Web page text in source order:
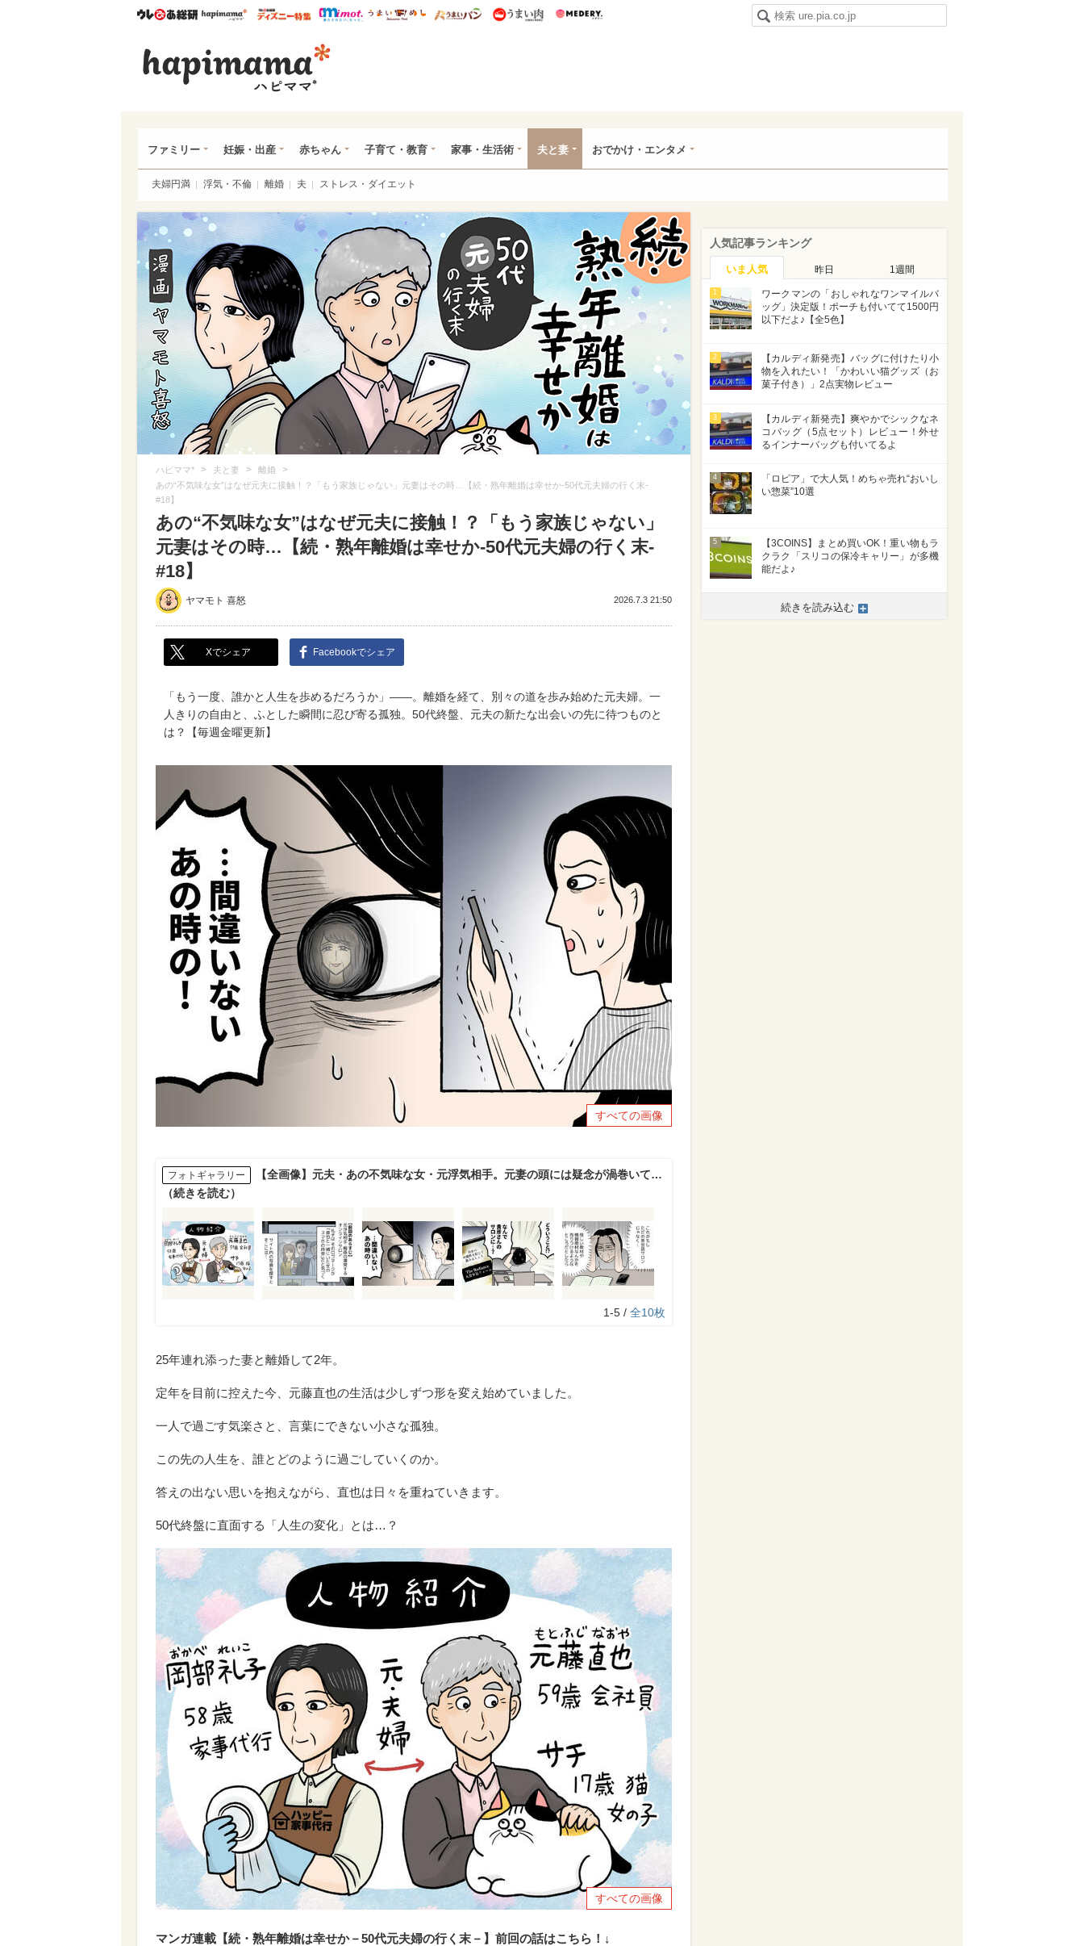
ウレぴあ総研ハピママ* ウレぴあ総研 ディズニー特集
mimot. うまいめし うまいパン うまい肉
ファミリー 妊娠・出産 赤ちゃん 子育て・教育 家事・生活術 夫と妻 おでかけ・エンタメ
夫婦円満 浮気・不倫 離婚 夫 ストレス・ダイエット
ハピママ* > 夫と妻 > 離婚 >
あの“不気味な女”はなぜ元夫に接触！？「もう家族じゃない」元妻はその時…【続・熟年離婚は幸せか-50代元夫婦の行く末-
#18】
あの“不気味な女”はなぜ元夫に接触！？「もう家族じゃない」
元妻はその時…【続・熟年離婚は幸せか-50代元夫婦の行く末-
#18】
ヤマモト 喜怒 2026.7.3 21:50
Xでシェア Facebookでシェア
「もう一度、誰かと人生を歩めるだろうか」――。離婚を経て、別々の道を歩み始めた元夫婦。一
人きりの自由と、ふとした瞬間に忍び寄る孤独。50代終盤、元夫の新たな出会いの先に待つものと
は？【毎週金曜更新】
すべての画像
フォトギャラリー
【全画像】元夫・あの不気味な女・元浮気相手。元妻の頭には疑念が渦巻いて…
（続きを読む）
1-5 / 全10枚
25年連れ添った妻と離婚して2年。
定年を目前に控えた今、元藤直也の生活は少しずつ形を変え始めていました。
一人で過ごす気楽さと、言葉にできない小さな孤独。
この先の人生を、誰とどのように過ごしていくのか。
答えの出ない思いを抱えながら、直也は日々を重ねていきます。
50代終盤に直面する「人生の変化」とは…？
すべての画像
マンガ連載【続・熟年離婚は幸せか－50代元夫婦の行く末－】前回の話はこちら！↓
人気記事ランキング
いま人気 昨日 1週間
1
ワークマンの「おしゃれなワンマイルバ
ッグ」決定版！ポーチも付いてて1500円
以下だよ♪【全5色】
2
【カルディ新発売】バッグに付けたり小
物を入れたい！「かわいい猫グッズ（お
菓子付き）」2点実物レビュー
3
【カルディ新発売】爽やかでシックなネ
コバッグ（5点セット）レビュー！外せ
るインナーバッグも付いてるよ
4
「ロピア」で大人気！めちゃ売れ“おいし
い惣菜”10選
5
【3COINS】まとめ買いOK！重い物もラ
クラク「スリコの保冷キャリー」が多機
能だよ♪
続きを読み込む